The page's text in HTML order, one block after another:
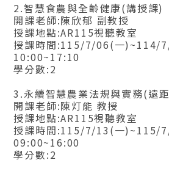
2.智慧食農與全齡健康(講授課)
開課老師:陳欣郁 副教授
授課地點:AR115視聽教室
授課時間:115/7/06(一)~114/
10:00~17:10
學分數:2
3.永續智慧農業法規與實務(遠
開課老師:陳灯能 教授
授課地點:AR115視聽教室
授課時間:115/7/13(一)~115/
09:00~16:00
學分數:2